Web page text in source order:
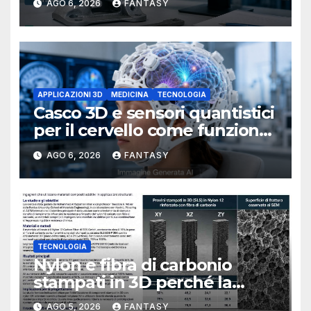
AGO 6, 2026 FANTASY
APPLICAZIONI 3D MEDICINA TECNOLOGIA
Casco 3D e sensori quantistici
per il cervello come funziona
l’OPM-MEG
AGO 6, 2026 FANTASY
TECNOLOGIA
Nylon e fibra di carbonio
stampati in 3D perché la
resistenza agli urti dipende
AGO 5, 2026 FANTASY